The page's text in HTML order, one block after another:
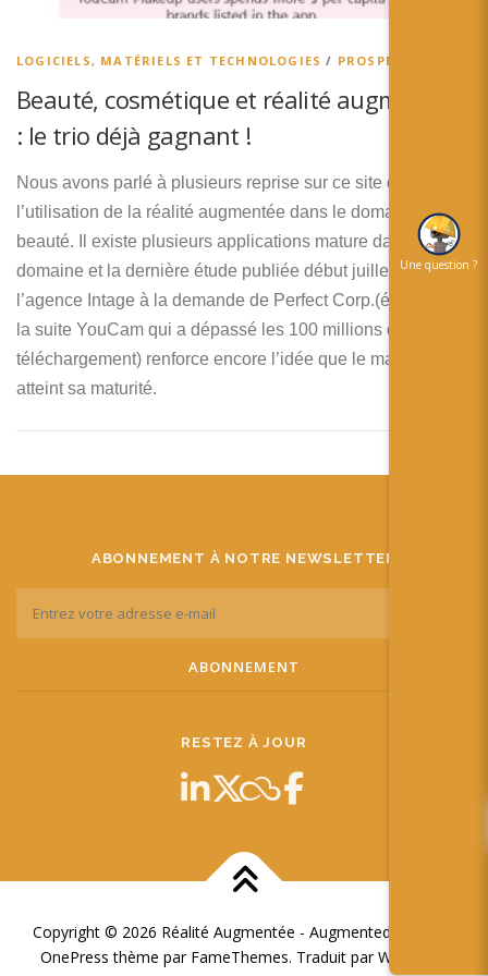
Español
LOGICIELS, MATÉRIELS ET TECHNOLOGIES / PROSPECTIVES
Beauté, cosmétique et réalité augmentée
: le trio déjà gagnant !
Nous avons parlé à plusieurs reprise sur ce site de
l’utilisation de la réalité augmentée dans le domaine de la
beauté. Il existe plusieurs applications mature dans ce
domaine et la dernière étude publiée début juillet par
l’agence Intage à la demande de Perfect Corp.(éditeur de
la suite YouCam qui a dépassé les 100 millions de
téléchargement) renforce encore l’idée que le marché a
atteint sa maturité.
ABONNEMENT À NOTRE NEWSLETTER
RESTEZ À JOUR
Copyright © 2026 Réalité Augmentée - Augmented Reality
OnePress thème par FameThemes. Traduit par Wp Trads.
Une question ?